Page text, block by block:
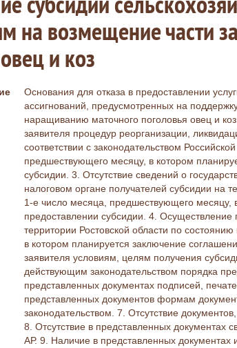
на возмещение части
и коз
Основания для отказа в предоставлении
ассигнований, предусмотренных на
наращиванию маточного поголовья овец и
заявителя процедур реорганизации,
соответствии с законодательством
предшествующего месяцу, в котором
субсидии. 3. Отсутствие сведений о
налоговом органе получателей субсидии на
1-е число месяца, предшествующего месяцу,
предоставлении субсидии. 4. Осуществление
территории Ростовской области по
в котором планируется заключение
заявителя условиям, целям получения
действующим законодательством порядка
представленных документах подписей,
представленных документов формам
законодательством. 7. Отсутствие
8. Отсутствие в представленных документах
АР. 9. Наличие в представленных документах